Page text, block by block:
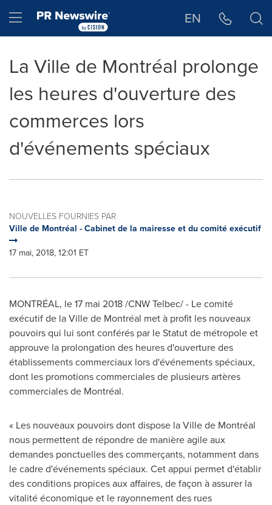
Hamburger menu EN
La Ville de Montréal prolonge
les heures d'ouverture des
commerces lors
d'événements spéciaux
NOUVELLES FOURNIES PAR
Ville de Montréal - Cabinet de la mairesse et du comité exécutif
17 mai, 2018, 12:01 ET
MONTRÉAL, le 17 mai 2018 /CNW Telbec/ - Le comité
exécutif de la Ville de Montréal met à profit les nouveaux
pouvoirs qui lui sont conférés par le Statut de métropole et
approuve la prolongation des heures d'ouverture des
établissements commerciaux lors d'événements spéciaux,
dont les promotions commerciales de plusieurs artères
commerciales de Montréal.
« Les nouveaux pouvoirs dont dispose la Ville de Montréal
nous permettent de répondre de manière agile aux
demandes ponctuelles des commerçants, notamment dans
le cadre d'événements spéciaux. Cet appui permet d'établir
des conditions propices aux affaires, de façon à assurer la
vitalité économique et le rayonnement des rues